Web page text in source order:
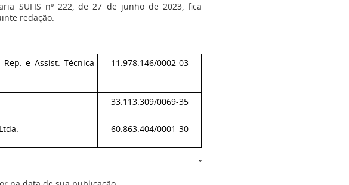
SUFIS nº 222, de 27 de junho de 2023, fica
redação:
e Assist. Técnica
11.978.146/0002-03
33.113.309/0069-35
60.863.404/0001-30
”